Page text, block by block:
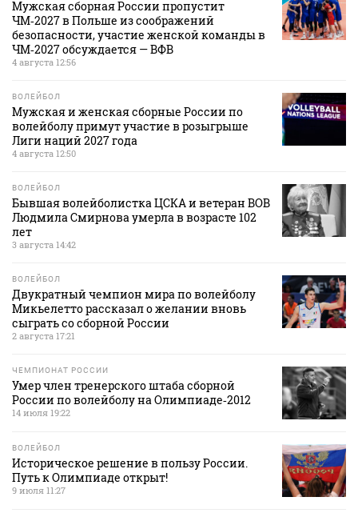
Мужская сборная России пропустит
ЧМ‑2027 в Польше из соображений
безопасности, участие женской команды в
ЧМ‑2027 обсуждается — ВФВ
4 августа 12:56
ВОЛЕЙБОЛ
Мужская и женская сборные России по
волейболу примут участие в розыгрыше
Лиги наций 2027 года
4 августа 12:50
ВОЛЕЙБОЛ
Бывшая волейболистка ЦСКА и ветеран ВОВ
Людмила Смирнова умерла в возрасте 102
лет
3 августа 14:42
ВОЛЕЙБОЛ
Двукратный чемпион мира по волейболу
Микьелетто рассказал о желании вновь
сыграть со сборной России
2 августа 17:21
ЧЕМПИОНАТ РОССИИ
Умер член тренерского штаба сборной
России по волейболу на Олимпиаде‑2012
14 июля 19:22
ВОЛЕЙБОЛ
Историческое решение в пользу России.
Путь к Олимпиаде открыт!
9 июля 11:27